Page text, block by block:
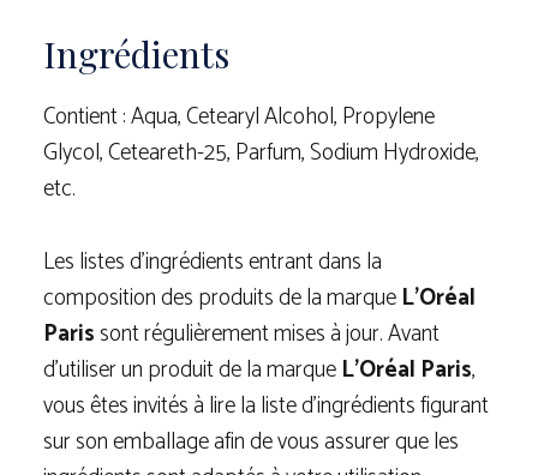
Ingrédients
Contient : Aqua, Cetearyl Alcohol, Propylene
Glycol, Ceteareth-25, Parfum, Sodium Hydroxide,
etc.
Les listes d’ingrédients entrant dans la
composition des produits de la marqueL’Oréal
Parissont régulièrement mises à jour. Avant
d’utiliser un produit de la marqueL’Oréal Paris,
vous êtes invités à lire la liste d’ingrédients figurant
sur son emballage afin de vous assurer que les